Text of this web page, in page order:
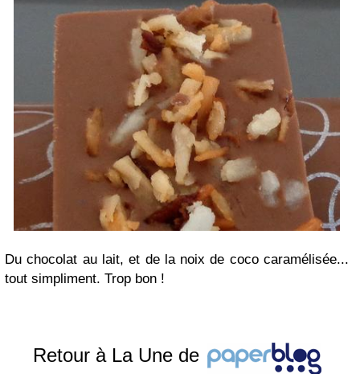
Du chocolat au lait, et de la noix de coco caramélisée...
tout simpliment. Trop bon !
Retour à La Une de